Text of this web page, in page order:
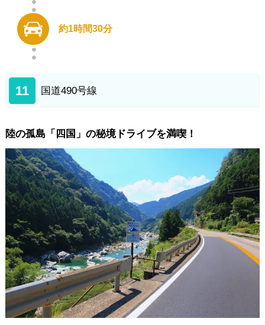
約1時間30分
11 国道490号線
陸の孤島「四国」の秘境ドライブを満喫！